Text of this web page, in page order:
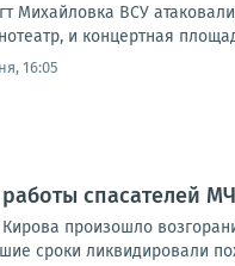
Михайловка ВСУ
и концертная
16:05
спасателей
Кирова произошло
сроки ликвидировали